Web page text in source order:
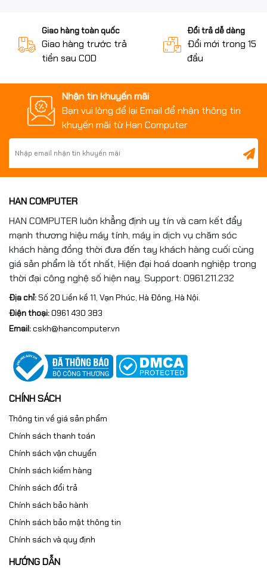
Bảo hành Bảo hành 3 năm
Giao hàng toàn quốc
Giao hàng trước trả
tiền sau COD
Đổi trả dễ dàng
Đổi mới trong 15
đầu
Nhận tin khuyến mãi
Bạn vui lòng để lại Email để nhận thông tin
khuyến mãi từ Han Computer
HAN COMPUTER
HAN COMPUTER luôn khẳng định uy tín và cam kết đẩy
mạnh thương hiệu máy tính, máy in dịch vụ chăm sóc
khách hàng đồng thời đưa đến tay khách hàng cuối cùng
giá sản phẩm là tốt nhất, Hiện đại hoá doanh nghiệp trong
thời đại công nghệ số hiện nay. Support: 0961.211.232
Địa chỉ:Số 20 Liền kề 11, Vạn Phúc, Hà Đông, Hà Nội.
Điện thoại:0961 430 383
Email:cskh@hancomputer.vn
CHÍNH SÁCH
Thông tin về giá sản phẩm
Chính sách thanh toán
Chính sách vận chuyển
Chính sách kiểm hàng
Chính sách đổi trả
Chính sách bảo hành
Chính sách bảo mật thông tin
Chính sách và quy định
HƯỚNG DẪN